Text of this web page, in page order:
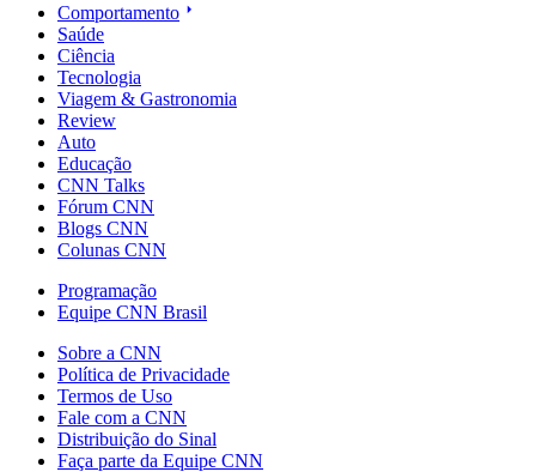
Comportamento
Saúde
Ciência
Tecnologia
Viagem & Gastronomia
Review
Auto
Educação
CNN Talks
Fórum CNN
Blogs CNN
Colunas CNN
Programação
Equipe CNN Brasil
Sobre a CNN
Política de Privacidade
Termos de Uso
Fale com a CNN
Distribuição do Sinal
Faça parte da Equipe CNN